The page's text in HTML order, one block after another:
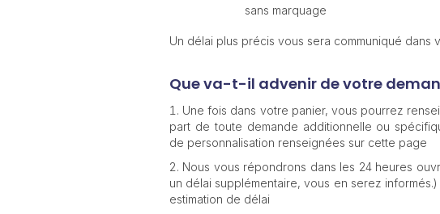
sans marquage
Un délai plus précis vous sera communiqué dans
Que va-t-il advenir de votre
Une fois dans votre panier, vous pourrez
part de toute demande additionnelle ou
de personnalisation renseignées sur cette page
Nous vous répondrons dans les 24 heures
un délai supplémentaire, vous en serez
estimation de délai